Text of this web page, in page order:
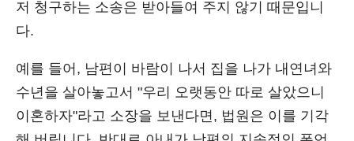
저 청구하는 소송은 받아들여 주지 않기 때문입니
다.
예를 들어, 남편이 바람이 나서 집을 나가 내연녀와
수년을 살아놓고서 "우리 오랫동안 따로 살았으니
이혼하자"라고 소장을 보낸다면, 법원은 이를 기각